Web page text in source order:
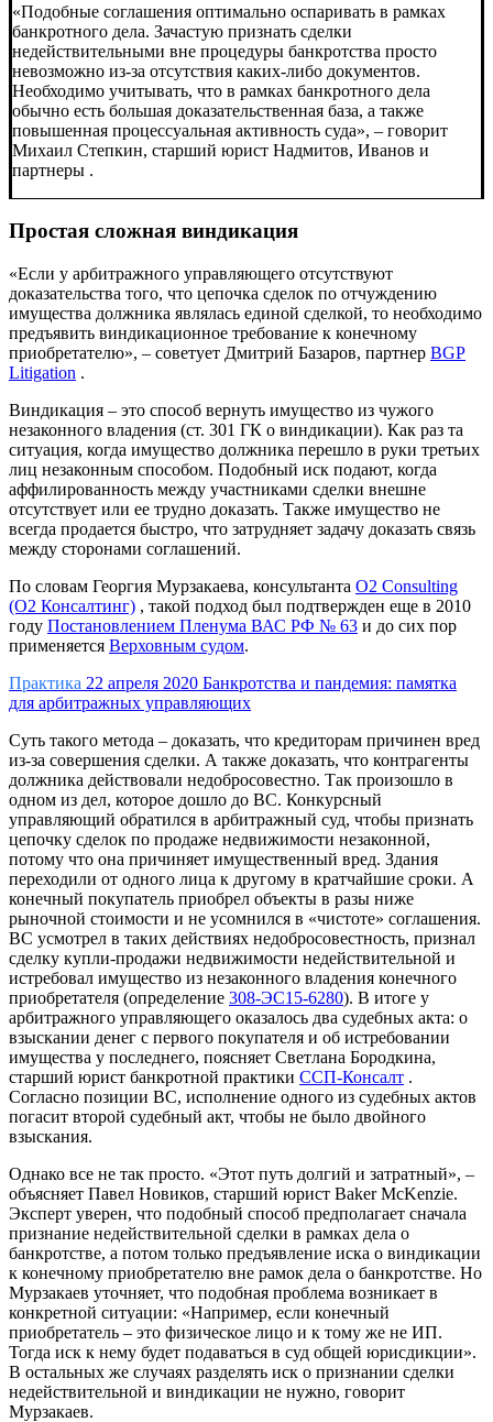
«Подобные соглашения оптимально оспаривать в рамках
банкротного дела. Зачастую признать сделки
недействительными вне процедуры банкротства просто
невозможно из-за отсутствия каких-либо документов.
Необходимо учитывать, что в рамках банкротного дела
обычно есть большая доказательственная база, а также
повышенная процессуальная активность суда», – говорит
Михаил Степкин, старший юрист Надмитов, Иванов и
партнеры .
Простая сложная виндикация
«Если у арбитражного управляющего отсутствуют
доказательства того, что цепочка сделок по отчуждению
имущества должника являлась единой сделкой, то необходимо
предъявить виндикационное требование к конечному
приобретателю», – советует Дмитрий Базаров, партнер BGP
Litigation .
Виндикация – это способ вернуть имущество из чужого
незаконного владения (ст. 301 ГК о виндикации). Как раз та
ситуация, когда имущество должника перешло в руки третьих
лиц незаконным способом. Подобный иск подают, когда
аффилированность между участниками сделки внешне
отсутствует или ее трудно доказать. Также имущество не
всегда продается быстро, что затрудняет задачу доказать связь
между сторонами соглашений.
По словам Георгия Мурзакаева, консультанта O2 Consulting
(О2 Консалтинг) , такой подход был подтвержден еще в 2010
году Постановлением Пленума ВАС РФ № 63 и до сих пор
применяется Верховным судом.
Практика 22 апреля 2020 Банкротства и пандемия: памятка
для арбитражных управляющих
Суть такого метода – доказать, что кредиторам причинен вред
из-за совершения сделки. А также доказать, что контрагенты
должника действовали недобросовестно. Так произошло в
одном из дел, которое дошло до ВС. Конкурсный
управляющий обратился в арбитражный суд, чтобы признать
цепочку сделок по продаже недвижимости незаконной,
потому что она причиняет имущественный вред. Здания
переходили от одного лица к другому в кратчайшие сроки. А
конечный покупатель приобрел объекты в разы ниже
рыночной стоимости и не усомнился в «чистоте» соглашения.
ВС усмотрел в таких действиях недобросовестность, признал
сделку купли-продажи недвижимости недействительной и
истребовал имущество из незаконного владения конечного
приобретателя (определение 308-ЭС15-6280). В итоге у
арбитражного управляющего оказалось два судебных акта: о
взыскании денег с первого покупателя и об истребовании
имущества у последнего, поясняет Светлана Бородкина,
старший юрист банкротной практики ССП-Консалт .
Согласно позиции ВС, исполнение одного из судебных актов
погасит второй судебный акт, чтобы не было двойного
взыскания.
Однако все не так просто. «Этот путь долгий и затратный», –
объясняет Павел Новиков, старший юрист Baker McKenzie.
Эксперт уверен, что подобный способ предполагает сначала
признание недействительной сделки в рамках дела о
банкротстве, а потом только предъявление иска о виндикации
к конечному приобретателю вне рамок дела о банкротстве. Но
Мурзакаев уточняет, что подобная проблема возникает в
конкретной ситуации: «Например, если конечный
приобретатель – это физическое лицо и к тому же не ИП.
Тогда иск к нему будет подаваться в суд общей юрисдикции».
В остальных же случаях разделять иск о признании сделки
недействительной и виндикации не нужно, говорит
Мурзакаев.